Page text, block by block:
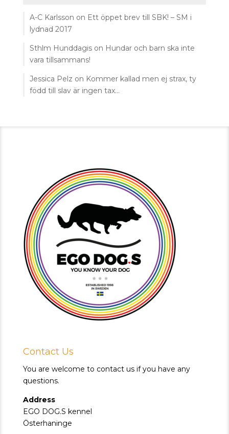
A-C Karlsson on Ett öppet brev till SBK! – SM i
lydnad 2017
Sthlm Hunddagison Hundar och barn ska inte
vara tillsammans!
Jessica Pelz on Kommer kallad men ej strax, ty
född till slav är ingen tax…
Contact Us
You are welcome to contact us if you have any
questions.
Address
EGO DOG.S kennel
Österhaninge